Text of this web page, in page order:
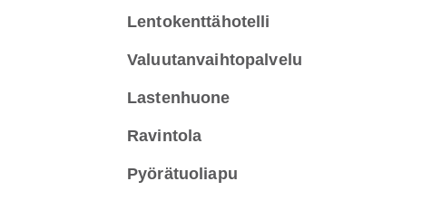
Lentokenttähotelli
Valuutanvaihtopalvelu
Lastenhuone
Ravintola
Pyörätuoliapu